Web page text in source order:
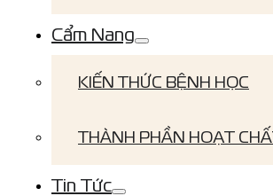
Cẩm Nang
KIẾN THỨC BỆNH HỌC
THÀNH PHẦN HOẠT
Tin Tức